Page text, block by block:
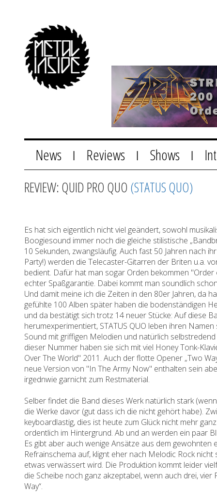
News Reviews Shows
REVIEW: QUID PRO QUO (STATUS QUO)
Es hat sich eigentlich nicht viel geändert, sowohl
Boogiesound immer noch die gleiche stilistische
10 Sekunden, zwangsläufig. Auch fast 50 Jahren nach
Party!) werden die Telecaster-Gitarren der Briten u.a.
bedient. Dafür hat man sogar Orden bekommen
echter Spaßgarantie. Dabei kommt man soundlich
Und damit meine ich die Zeiten in den 80er Jahren, da
gefühlte 100 Alben später haben die bodenständigen
und da bestätigt sich trotz 14 neuer Stücke: Auf diese
herumexperimentiert, STATUS QUO leben ihren
Sound mit griffigen Melodien und natürlich
dieser Nummer haben sie sich mit viel Honey Tonk-
Over The World" 2011. Auch der flotte Opener „Two
neue Version von "In The Army Now" enthalten sein
irgednwie garnicht zum Restmaterial.
Selber findet die Band dieses Werk natürlich stark
die Werke davor (gut dass ich die nicht gehört habe).
keyboardlastig, dies ist heute zum Glück nicht mehr
ordentlich im Hintergrund. Ab und an werden ein paar
Es gibt aber auch wenige Ansätze aus dem
Refrainschema auf, klignt eher nach Melodic Rock
etwas verwässert wird. Die Produktion kommt leider
die Scheibe noch ganz akzeptabel, wenn auch drei, vier
Way“.